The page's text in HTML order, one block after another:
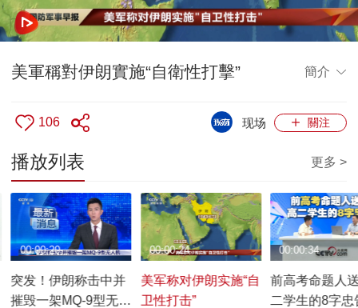
美軍稱對伊朗實施“自衛性打擊” 簡介
106 關注
现场
播放列表 更多 >
突发！伊朗称击中并
摧毁一架MQ-9型无人
00:00:20
美军称对伊朗实施“自
卫性打击”
00:00:24
前高考命题人
二学生的8字忠
00:00:34